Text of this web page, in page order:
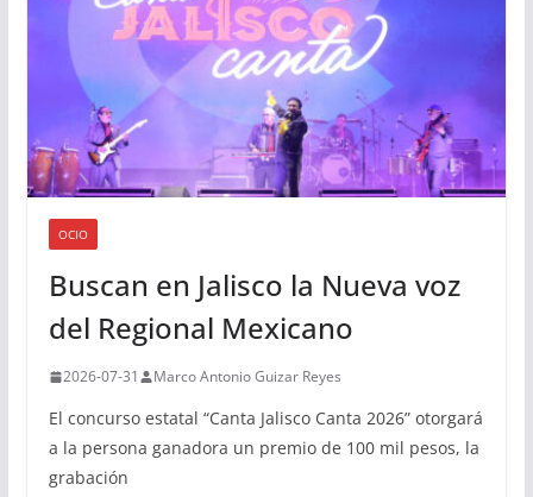
OCIO
Buscan en Jalisco la Nueva voz
del Regional Mexicano
2026-07-31 Marco Antonio Guizar Reyes
El concurso estatal “Canta Jalisco Canta 2026” otorgará
a la persona ganadora un premio de 100 mil pesos, la
grabación